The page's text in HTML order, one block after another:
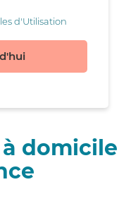
d'Utilisation
domicile